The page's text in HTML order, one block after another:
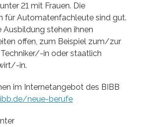
21 mit Frauen. Die
für Automatenfachleute sind gut.
Ausbildung stehen ihnen
offen, zum Beispiel zum/zur
in oder staatlich
in.
im Internetangebot des BIBB
neue-berufe